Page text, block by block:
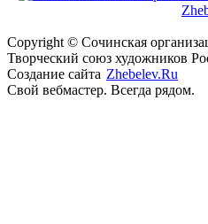
Copyright © Сочинская
Творческий союз художников
Создание сайта Zhebelev.Ru
Свой вебмастер. Всегда рядом.